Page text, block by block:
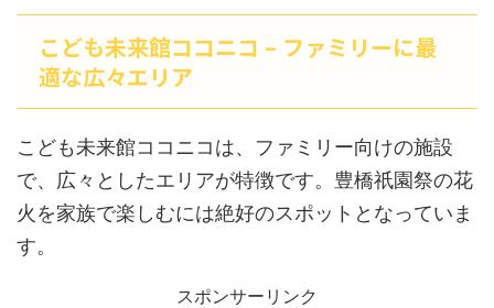
こども未来館ココニコ – ファミリーに最
適な広々エリア
こども未来館ココニコは、ファミリー向けの施設
で、広々としたエリアが特徴です。豊橋祇園祭の花
火を家族で楽しむには絶好のスポットとなっていま
す。
スポンサーリンク